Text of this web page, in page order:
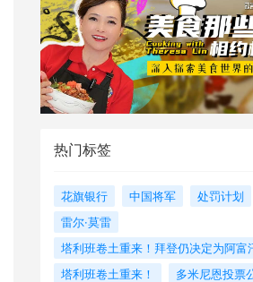
热门标签
花旗银行 中国将军 处罚计划
雷尔·莫雷
塔利班卷土重来！拜登仍决定为阿富
塔利班卷土重来！
多米尼恩投票